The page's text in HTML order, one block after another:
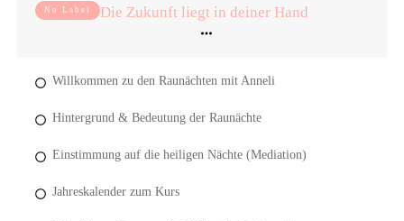
No Label Die Zukunft liegt in deiner Hand
Willkommen zu den Raunächten mit Anneli
Hintergrund & Bedeutung der Raunächte
Einstimmung auf die heiligen Nächte (Mediation)
Jahreskalender zum Kurs